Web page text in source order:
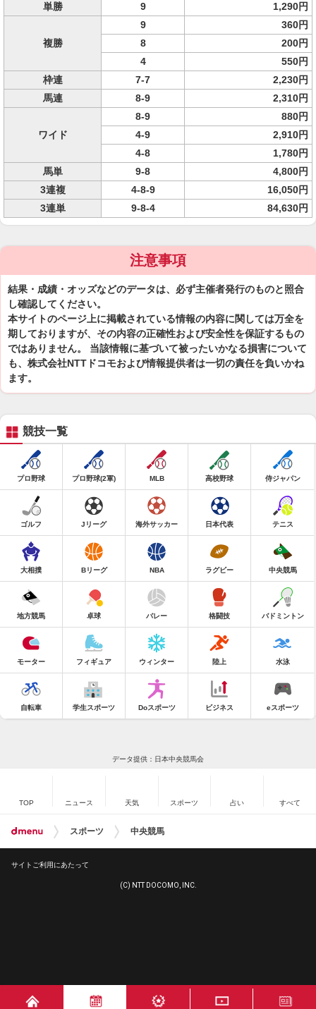
単勝 9 1,290円
複勝
9
360円
8
200円
4
550円
枠連
7-7
2,230円
馬連
8-9 2,310円
ワイド
8-9
880円
4-9
2,910円
4-8
1,780円
馬単
9-8
4,800円
3連複
4-8-9
16,050円
3連単
9-8-4 84,630円
注意事項
結果・成績・オッズなどのデータは、必ず主催者発行のものと照合
し確認してください。
本サイトのページ上に掲載されている情報の内容に関しては万全を
期しておりますが、その内容の正確性および安全性を保証するもの
ではありません。 当該情報に基づいて被ったいかなる損害について
も、株式会社NTTドコモおよび情報提供者は一切の責任を負いかね
ます。
競技一覧
プロ野球 プロ野球(2軍) MLB 高校野球 侍ジャパン
ゴルフ Jリーグ 海外サッカー 日本代表 テニス
大相撲 Bリーグ NBA ラグビー 中央競馬
地方競馬 卓球 バレー 格闘技 バドミントン
モーター フィギュア ウィンター 陸上 水泳
自転車 学生スポーツ Doスポーツ ビジネス eスポーツ
データ提供：日本中央競馬会
TOP ニュース 天気 スポーツ 占い すべて
スポーツ 中央競馬
サイトご利用にあたって
(C) NTT DOCOMO, INC.